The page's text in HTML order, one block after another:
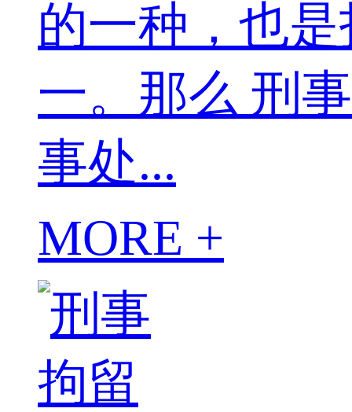
的一种，也
一。那么 刑
事处...
MORE +